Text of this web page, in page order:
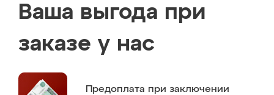
Ваша выгода при
заказе у нас
Предоплата при заключении